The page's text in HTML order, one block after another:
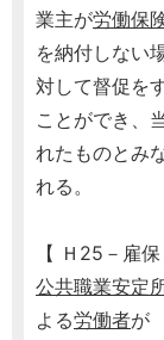
業主が労働保
を納付しない
対して督促を
ことができ、
れたものとみ
れる。
【 Ｈ25－雇保
公共職業安定
よる労働者が